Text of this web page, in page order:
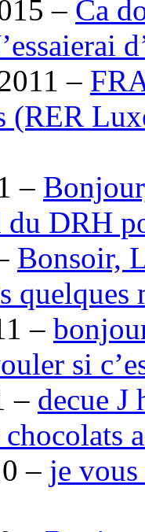
– Ca
–
(RER
–
du DRH
Bonsoir,
–
si
– decue J
chocolats
– je